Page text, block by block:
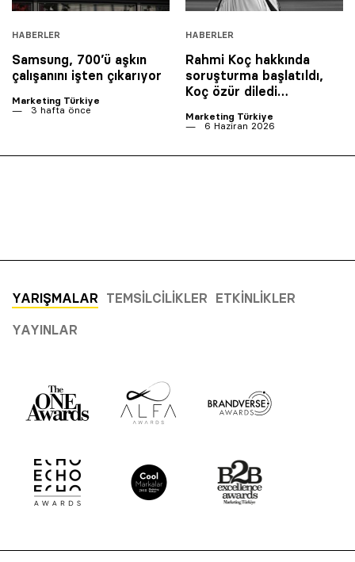
HABERLER
Samsung, 700’ü aşkın
çalışanını işten çıkarıyor
Marketing Türkiye
3 hafta önce
HABERLER
Rahmi Koç hakkında
soruşturma başlatıldı,
Koç özür diledi…
Marketing Türkiye
6 Haziran 2026
YARIŞMALAR TEMSILCILIKLER ETKINLIKLER
YAYINLAR